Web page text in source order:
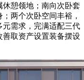
憩领地；南向次卧套
两个次卧空间丰裕，
需求，完满适配三代
善取资产设置装备摆设